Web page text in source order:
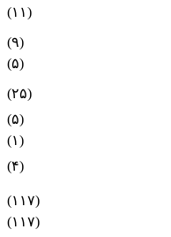
(۱۱)
(۹)
(۵)
(۲۵)
(۵)
(۱)
(۴)
(۱۱۷)
(۱۱۷)